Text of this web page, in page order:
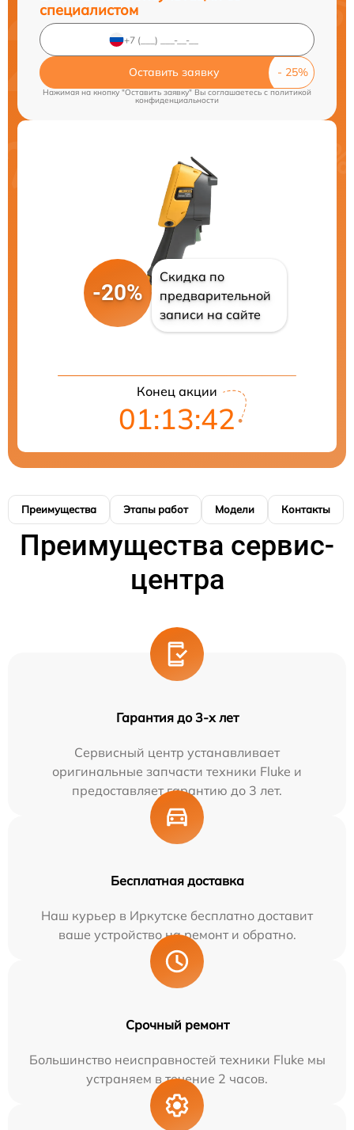
специалистом
Оставить заявку
Нажимая на кнопку "Оставить заявку" Вы соглашаетесь cполитикой
конфиденциальности
-20%
Скидка по
предварительной
записи на сайте
Конец акции
01:13:41
Преимущества Этапы работ Модели Контакты
Преимущества сервис-
центра
Гарантия до 3-х лет
Сервисный центр устанавливает
оригинальные запчасти техники Fluke и
предоставляет гарантию до 3 лет.
Бесплатная доставка
Наш курьер в Иркутске бесплатно доставит
ваше устройство на ремонт и обратно.
Срочный ремонт
Большинство неисправностей техники Fluke мы
устраняем в течение 2 часов.